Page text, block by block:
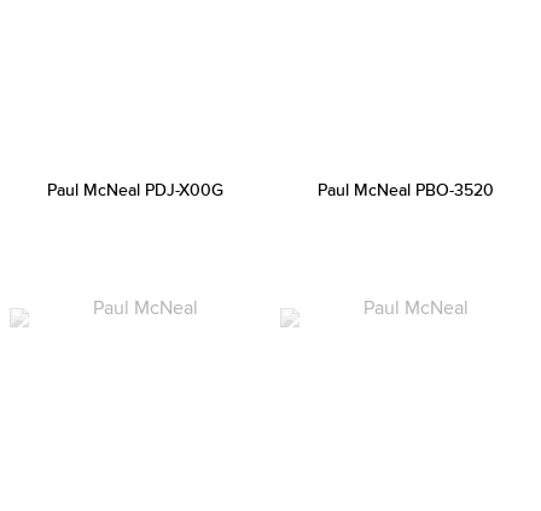
Paul McNeal PDJ-X00G Paul McNeal PBO-3520